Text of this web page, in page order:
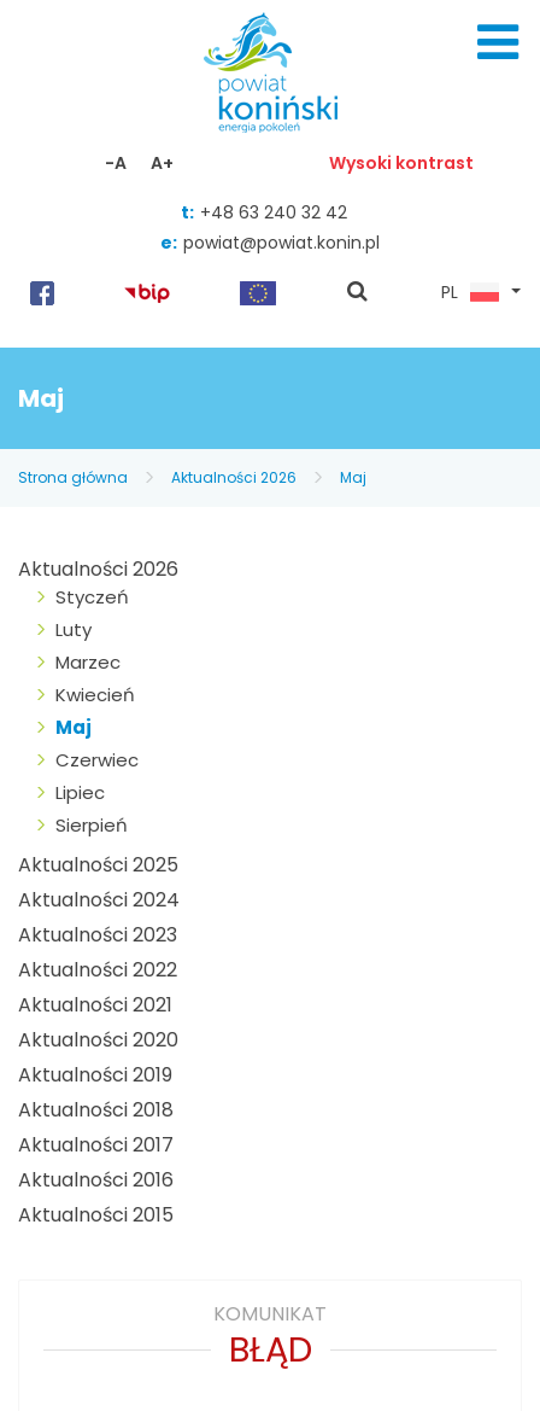
-A A+ Wysoki kontrast
t: +48 63 240 32 42
e: powiat@powiat.konin.pl
pokaż
PL
Maj
Strona główna Aktualności 2026 Maj
Aktualności 2026
Styczeń
Luty
Marzec
Kwiecień
Maj
Czerwiec
Lipiec
Sierpień
Aktualności 2025
Aktualności 2024
Aktualności 2023
Aktualności 2022
Aktualności 2021
Aktualności 2020
Aktualności 2019
Aktualności 2018
Aktualności 2017
Aktualności 2016
Aktualności 2015
KOMUNIKAT
BŁĄD